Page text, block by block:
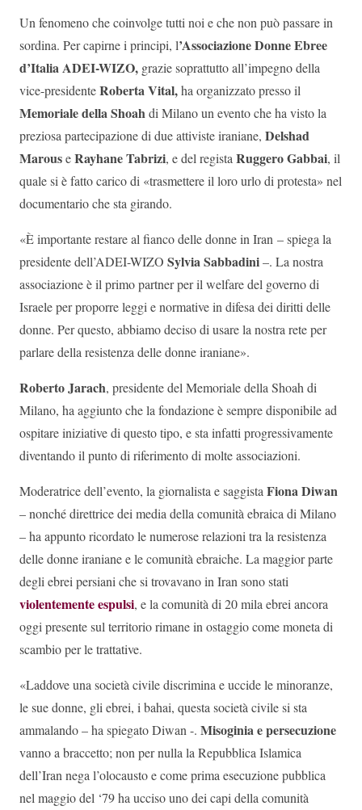
Un fenomeno che coinvolge tutti noi e che non può passare in
sordina. Per capirne i principi, l’Associazione Donne Ebree
d’ItaliaADEI-WIZO, grazie soprattutto all’impegno della
vice-presidenteRoberta Vital,ha organizzato presso il
Memoriale della Shoahdi Milano un evento che ha visto la
preziosa partecipazione di due attiviste iraniane, Delshad
MarouseRayhane Tabrizi, e del regista Ruggero Gabbai, il
quale si è fatto carico di «trasmettere il loro urlo di protesta» nel
documentario che sta girando.
«È importante restare al fianco delle donne in Iran – spiega la
presidente dell’ADEI-WIZO Sylvia Sabbadini–. La nostra
associazione è il primo partner per il welfare del governo di
Israele per proporre leggi e normative in difesa dei diritti delle
donne. Per questo, abbiamo deciso di usare la nostra rete per
parlare della resistenza delle donne iraniane».
Roberto Jarach, presidente del Memoriale della Shoah di
Milano, ha aggiunto che la fondazione è sempre disponibile ad
ospitare iniziative di questo tipo, e sta infatti progressivamente
diventando il punto di riferimento di molte associazioni.
Moderatrice dell’evento, la giornalista e saggista Fiona Diwan
– nonché direttrice dei media della comunità ebraica di Milano
– ha appunto ricordato le numerose relazioni tra la resistenza
delle donne iraniane e le comunità ebraiche. La maggior parte
degli ebrei persiani che si trovavano in Iran sono stati
violentemente espulsi, e la comunità di 20 mila ebrei ancora
oggi presente sul territorio rimane in ostaggio come moneta di
scambio per le trattative.
«Laddove una società civile discrimina e uccide le minoranze,
le sue donne, gli ebrei, i bahai, questa società civile si sta
ammalando – ha spiegato Diwan -. Misoginia e persecuzione
vanno a braccetto; non per nulla la Repubblica Islamica
dell’Iran nega l’olocausto e come prima esecuzione pubblica
nel maggio del ‘79 ha ucciso uno dei capi della comunità